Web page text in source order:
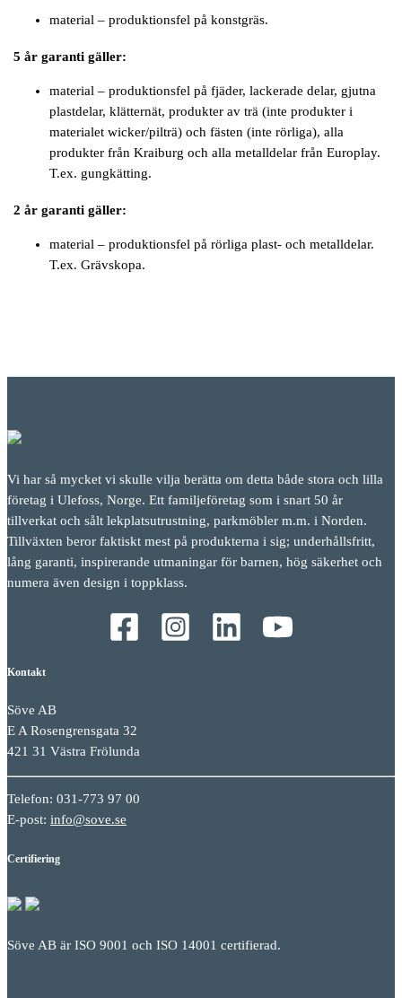
material – produktionsfel på konstgräs.
5 år garanti gäller:
material – produktionsfel på fjäder, lackerade delar, gjutna
plastdelar, klätternät, produkter av trä (inte produkter i
materialet wicker/pilträ) och fästen (inte rörliga), alla
produkter från Kraiburg och alla metalldelar från Europlay.
T.ex. gungkätting.
2 år garanti gäller:
material – produktionsfel på rörliga plast- och metalldelar.
T.ex. Grävskopa.
Vi har så mycket vi skulle vilja berätta om detta både stora och lilla
företag i Ulefoss, Norge. Ett familjeföretag som i snart 50 år
tillverkat och sålt lekplatsutrustning, parkmöbler m.m. i Norden.
Tillväxten beror faktiskt mest på produkterna i sig; underhållsfritt,
lång garanti, inspirerande utmaningar för barnen, hög säkerhet och
numera även design i toppklass.
Kontakt
Söve AB
E A Rosengrensgata 32
421 31 Västra Frölunda
Telefon: 031-773 97 00
E-post: info@sove.se
Certifiering
Söve AB är ISO 9001 och ISO 14001 certifierad.